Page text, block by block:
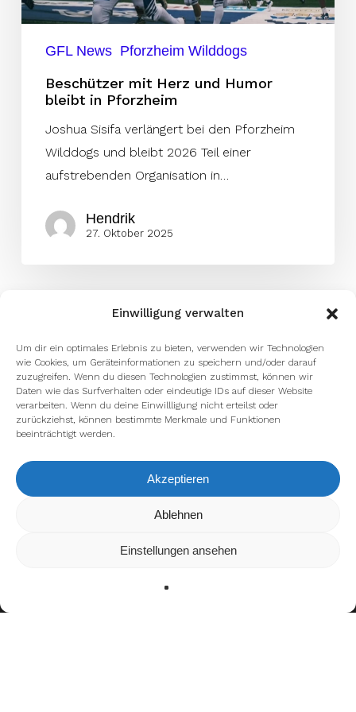
Einwilligung verwalten
Um dir ein optimales Erlebnis zu bieten, verwenden wir Technologien
wie Cookies, um Geräteinformationen zu speichern und/oder darauf
zuzugreifen. Wenn du diesen Technologien zustimmst, können wir
Daten wie das Surfverhalten oder eindeutige IDs auf dieser Website
verarbeiten. Wenn du deine Einwillligung nicht erteilst oder
zurückziehst, können bestimmte Merkmale und Funktionen
beeinträchtigt werden.
Akzeptieren
Ablehnen
Einstellungen ansehen
Pforzheim
GFL News Pforzheim Wilddogs
Beschützer mit Herz und Humor
bleibt in Pforzheim
Joshua Sisifa verlängert bei den Pforzheim
Wilddogs und bleibt 2026 Teil einer
aufstrebenden Organisation in…
Hendrik
27. Oktober 2025
Wir verwenden Cookies, um dir die bestmögliche Erfahrung auf
kannst du erfahren, welche Cookies wir
verwenden oder sie ausschalten.